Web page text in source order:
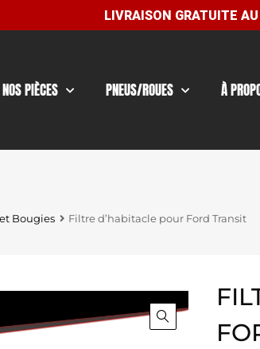
NOS PIÈCES PNEUS/ROUES À
Bougies Filtre d’habitacle pour Ford Transit